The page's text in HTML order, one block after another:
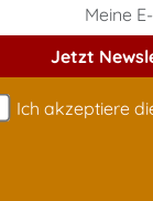
Jetzt
Ich akzeptiere